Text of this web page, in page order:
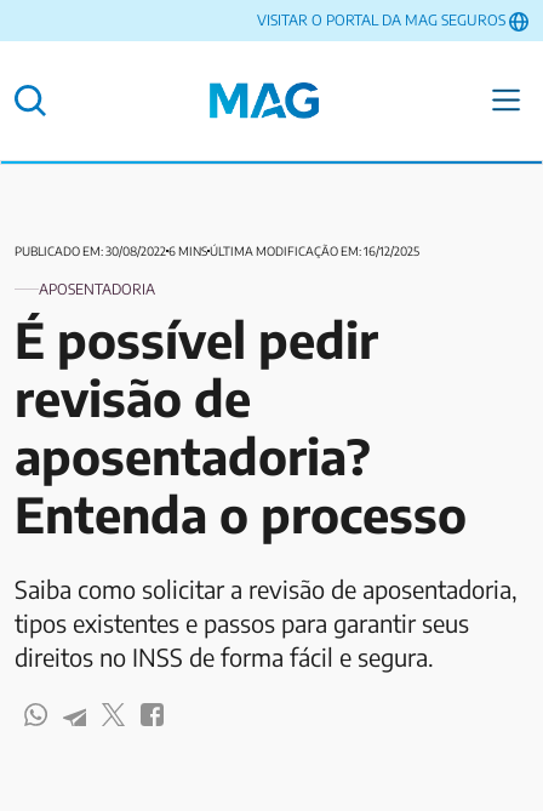
VISITAR O PORTAL DA MAG SEGUROS
PUBLICADO EM: 30/08/20226 MINSÚLTIMA MODIFICAÇÃO EM: 16/12/2025
APOSENTADORIA
É possível pedir
revisão de
aposentadoria?
Entenda o processo
Saiba como solicitar a revisão de aposentadoria,
tipos existentes e passos para garantir seus
direitos no INSS de forma fácil e segura.